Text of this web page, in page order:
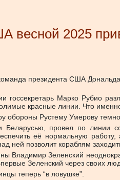
2025
президента США
Марко Рубио
красные линии. Что
Рустему Умерову
провел по линии
её нормальную
ней позволит кораблям
Владимир Зеленский
Зеленский через своих
теперь “в ловушке”.